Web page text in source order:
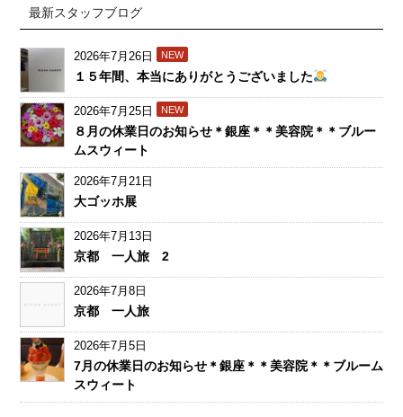
最新スタッフブログ
2026年7月26日 NEW
１５年間、本当にありがとうございました
2026年7月25日 NEW
８月の休業日のお知らせ＊銀座＊＊美容院＊＊ブルー
ムスウィート
2026年7月21日
大ゴッホ展
2026年7月13日
京都 一人旅 2
2026年7月8日
京都 一人旅
2026年7月5日
7月の休業日のお知らせ＊銀座＊＊美容院＊＊ブルーム
スウィート